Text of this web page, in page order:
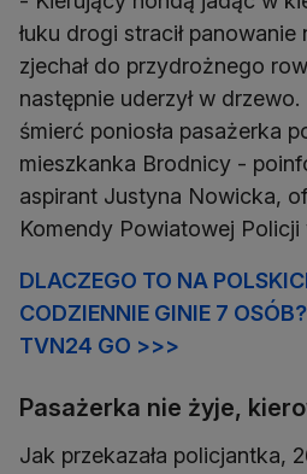
łuku drogi stracił panowanie
zjechał do przydrożnego
następnie uderzył w
śmierć poniosła pasażerka
mieszkanka Brodnicy -
aspirant Justyna Nowicka,
Komendy Powiatowej Policji
DLACZEGO TO NA
CODZIENNIE GINIE 7
TVN24 GO >>>
Pasażerka nie żyje,
Jak przekazała policjantka,